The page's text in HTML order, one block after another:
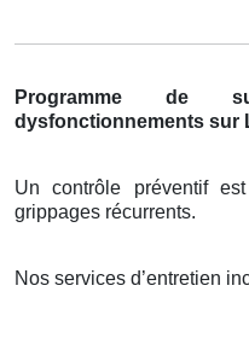
Programme de
dysfonctionnements sur
Un contrôle préventif
grippages récurrents.
Nos services d’entretien